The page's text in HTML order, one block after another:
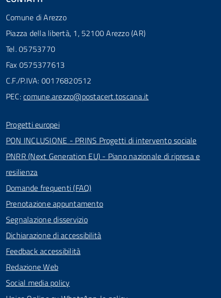
Comune di Arezzo
Piazza della libertà, 1, 52100 Arezzo (AR)
Tel. 05753770
Fax 0575377613
C.F./P.IVA: 00176820512
PEC:comune.arezzo@postacert.toscana.it
Progetti europei
PON INCLUSIONE - PRINS Progetti di intervento sociale
PNRR (Next Generation EU) - Piano nazionale di ripresa e
resilienza
Domande frequenti (FAQ)
Prenotazione appuntamento
Segnalazione disservizio
Dichiarazione di accessibilità
Feedback accessibilità
Redazione Web
Social media policy